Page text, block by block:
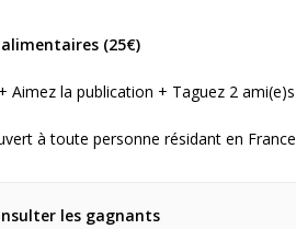
(25€)
Aimez la publication + Taguez 2 ami(e)s
à toute personne résidant en France
les gagnants